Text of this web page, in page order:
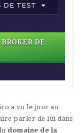
DE TEST
DE
a vu le jour au
parler de lui dans
domaine de la